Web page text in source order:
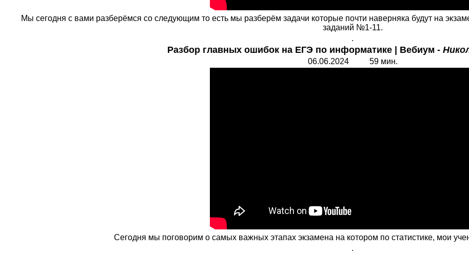
Мы сегодня с вами разберёмся со следующим то есть мы разберём задачи которые почти наверняка будут на
заданий №1-11.
.
Разбор главных ошибок на ЕГЭ по информатике | Вебиум -
06.06.2024 59 мин.
Сегодня мы поговорим о самых важных этапах экзамена на котором по статистике, мои
.